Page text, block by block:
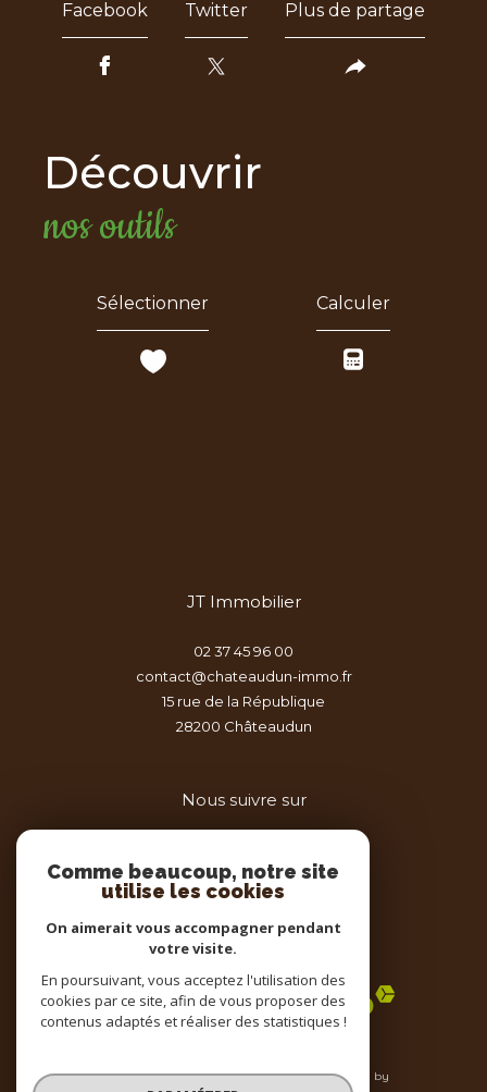
Facebook Twitter Plus de partage
découvrir
nos outils
Sélectionner Calculer
JT Immobilier
02 37 45 96 00
contact@chateaudun-immo.fr
15 rue de la République
28200
châteaudun
Nous suivre sur
Adhérents
© 2026 | Tous droits réservés | Traduction powered by
Comme beaucoup, notre site
utilise les cookies
On aimerait vous accompagner pendant
votre visite.
En poursuivant, vous acceptez l'utilisation des
cookies par ce site, afin de vous proposer des
contenus adaptés et réaliser des statistiques !